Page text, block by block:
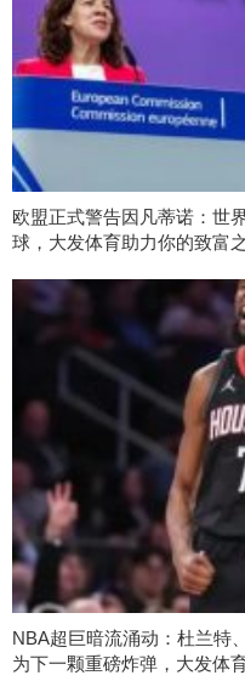
欧盟正式警告因凡蒂诺：世
球，大发体育助力你的致富
NBA超巨暗流涌动：杜兰特
为下一颗重磅炸弹，大发体